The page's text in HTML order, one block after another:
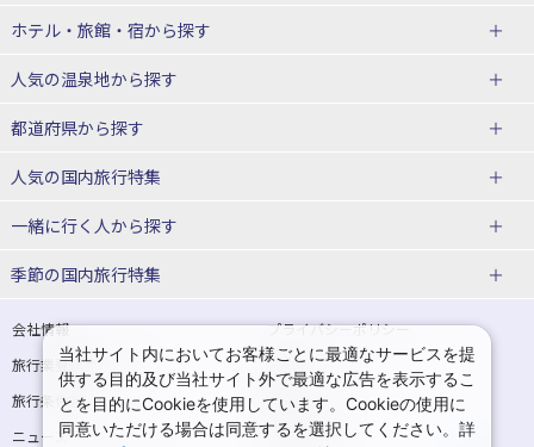
北海道
東北
青森県
宮城県
山形県
関東
埼玉県 千葉県
茨城県 栃木県
ホテル・旅館・宿から探す
北海道ホテル・旅館
青森県ホテル・旅館
宮城県ホテル・旅館
山形県ホテル・旅館
東京都ホテル・旅館 神奈川県ホテル・旅館
埼玉県ホテル・旅館 千葉県ホテル・旅館
人気の温泉地から探す
北海道
湯の川温泉(北海道)
十勝川温泉(北海道)
洞爺湖温泉(北海道)
層雲峡温泉(北海道)
東北
花巻温泉(岩手) 蔵王温泉(山形)
都道府県から探す
北海道旅行・ツアー
東北
青森旅行・ツアー 岩手旅行・ツアー
宮城旅行・ツアー 秋田旅行・ツアー
山形旅行・ツアー 福島旅行・ツアー
人気の国内旅行特集
東京ディズニーリゾート®への旅
ユニバーサル・スタジオ・ジャパ
一緒に行く人から探す
一人旅 国内版
カップル・夫婦旅行 国内版 女子旅 国内版
卒業旅行・学生旅行 国内版
季節の国内旅行特集
桜・お花見特集
ゴールデンウィーク（GW）の国内
旅行
夏休み・お盆の国内旅行 7月の国内旅行
会社情報
プライバシーポリシー
旅行業登録票・約款
規約集
旅行条件書
商標について
ニュースリリース
採用情報
当社サイト内においてお客様ごとに最適なサービスを提
供する目的及び当社サイト外で最適な広告を表示するこ
とを目的にCookieを使用しています。Cookieの使用に
同意いただける場合は同意するを選択してください。詳